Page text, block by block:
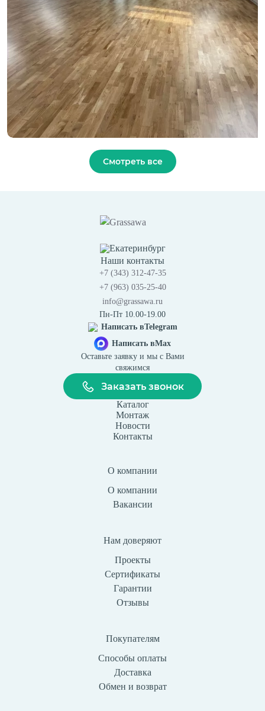
Смотреть все
Екатеринбург
Наши контакты
+7 (343) 312-47-35
+7 (963) 035-25-40
info@grassawa.ru
Пн-Пт 10.00-19.00
Написать вTelegram
Написать вMax
Оставьте заявку и мы с Вами
свяжимся
Заказать звонок
Каталог
Монтаж
Новости
Контакты
О компании
О компании
Вакансии
Нам доверяют
Проекты
Сертификаты
Гарантии
Отзывы
Покупателям
Способы оплаты
Доставка
Обмен и возврат